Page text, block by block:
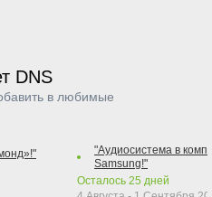
DNS
в любимые
"Аудиосистема в
Samsung!"
Осталось 25 дней